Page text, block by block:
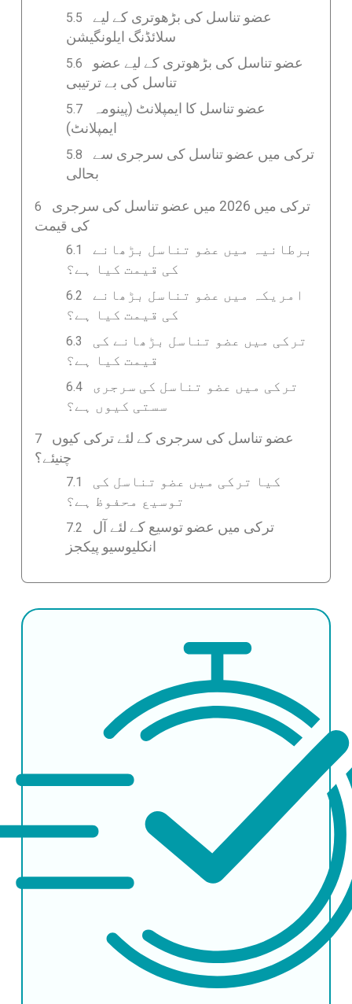
عضو تناسل کی بڑھوتری کے لیے
سلائڈنگ ایلونگیشن
عضو تناسل کی بڑھوتری کے لیے عضو
تناسل کی بے ترتیبی
عضو تناسل کا ایمپلانٹ (پینومہ
ایمپلانٹ)
ترکی میں عضو تناسل کی سرجری سے
بحالی
ترکی میں 2026 میں عضو تناسل کی سرجری
کی قیمت
برطانیہ میں عضو تناسل بڑھانے
کی قیمت کیا ہے؟
امریکہ میں عضو تناسل بڑھانے
کی قیمت کیا ہے؟
ترکی میں عضو تناسل بڑھانے کی
قیمت کیا ہے؟
ترکی میں عضو تناسل کی سرجری
سستی کیوں ہے؟
عضو تناسل کی سرجری کے لئے ترکی کیوں
چنیئے؟
کیا ترکی میں عضو تناسل کی
توسیع محفوظ ہے؟
ترکی میں عضو توسیع کے لئے آل
انکلیوسیو پیکجز